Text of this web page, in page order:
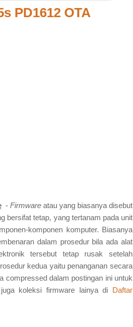
PD1612 OTA
- Firmwareatau yang biasanya disebut
bersifat tetap, yang tertanam pada unit
komponen komputer. Biasanya
dalam prosedur bila ada alat
tersebut tetap rusak setelah
kedua yaitu penanganan secara
compressed dalam postingan ini untuk
koleksi firmware lainya di Daftar